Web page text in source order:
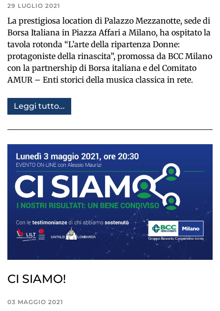
29 LUGLIO 2021
La prestigiosa location di Palazzo Mezzanotte, sede di
Borsa Italiana in Piazza Affari a Milano, ha ospitato la
tavola rotonda “L’arte della ripartenza Donne:
protagoniste della rinascita”, promossa da BCC Milano
con la partnership di Borsa italiana e del Comitato
AMUR – Enti storici della musica classica in rete.
Leggi tutto...
CI SIAMO!
03 MAGGIO 2021